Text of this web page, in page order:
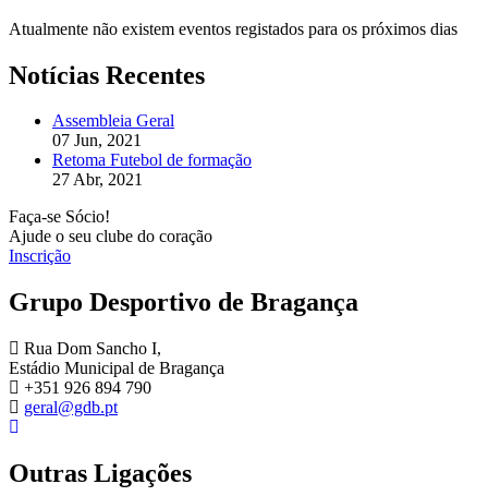
Atualmente não existem eventos registados para os próximos dias
Notícias Recentes
Assembleia Geral
07 Jun, 2021
Retoma Futebol de formação
27 Abr, 2021
Faça-se Sócio!
Ajude o seu clube do coração
Inscrição
Grupo Desportivo de Bragança
Rua Dom Sancho I,
Estádio Municipal de Bragança
+351 926 894 790
geral@gdb.pt
Outras Ligações